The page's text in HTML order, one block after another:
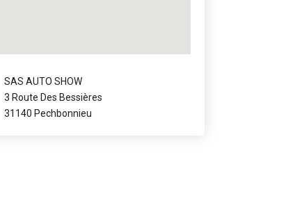
SAS AUTO SHOW
3 Route Des Bessières
31140 Pechbonnieu